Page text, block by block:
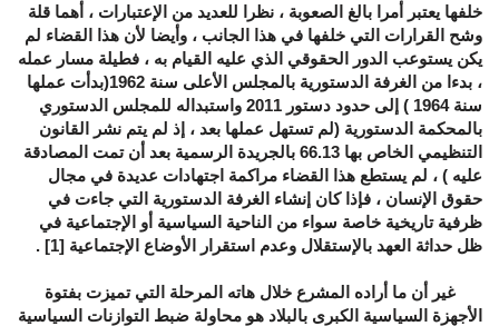
خلفها يعتبر أمرا بالغ الصعوبة ، نظرا للعديد من الإعتبارات ، أهما قلة
وشح القرارات التي خلفها في هذا الجانب ، وأيضا لأن هذا القضاء لم
يكن يستوعب الدور الحقوقي الذي عليه القيام به ، فطيلة مسار عمله
، بدءا من الغرفة الدستورية بالمجلس الأعلى سنة 1962(بدأت عملها
سنة 1964 ) إلى حدود دستور 2011 واستبداله للمجلس الدستوري
بالمحكمة الدستورية (لم تستهل عملها بعد ، إذ لم يتم نشر القانون
التنظيمي الخاص بها 66.13 بالجريدة الرسمية بعد أن تمت المصادقة
عليه ) ، لم يستطع هذا القضاء مراكمة اجتهادات عديدة في مجال
حقوق الإنسان ، فإذا كان إنشاء الغرفة الدستورية التي جاءت في
ظرفية تاريخية خاصة سواء من الناحية السياسية أو الإجتماعية في
ظل حداثة العهد بالإستقلال وعدم استقرار الأوضاع الإجتماعية [1]
.
غير أن ما أراده المشرع خلال هاته المرحلة التي تميزت بفتوة
الأجهزة السياسية الكبرى بالبلاد هو محاولة ضبط التوازنات السياسية